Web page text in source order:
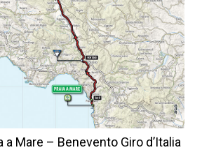
a Mare – Benevento Giro d’Italia